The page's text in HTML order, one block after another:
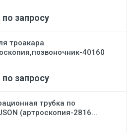
запросу
троакара
40160
запросу
трубка по
(артроскопия-2816...